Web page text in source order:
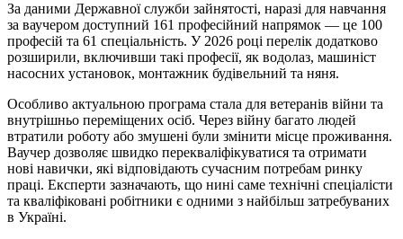
За даними Державної служби зайнятості, наразі для навчання
за ваучером доступний 161 професійний напрямок — це 100
професій та 61 спеціальність. У 2026 році перелік додатково
розширили, включивши такі професії, як водолаз, машиніст
насосних установок, монтажник будівельний та няня.
Особливо актуальною програма стала для ветеранів війни та
внутрішньо переміщених осіб. Через війну багато людей
втратили роботу або змушені були змінити місце проживання.
Ваучер дозволяє швидко перекваліфікуватися та отримати
нові навички, які відповідають сучасним потребам ринку
праці. Експерти зазначають, що нині саме технічні спеціалісти
та кваліфіковані робітники є одними з найбільш затребуваних
в Україні.